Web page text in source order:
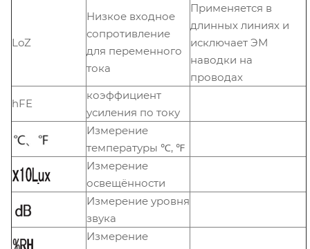
LoZ
Низкое входное
сопротивление
для переменного
тока
Применяется в
длинных линиях и
исключает ЭМ
наводки на
проводах
hFE
коэффициент
усиления по току
Измерение
температуры ℃, ℉
Измерение
освещённости
Измерение уровня
звука
Измерение